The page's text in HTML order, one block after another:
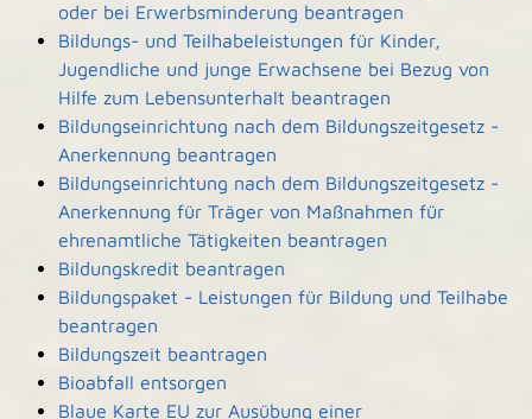
oder bei Erwerbsminderung beantragen
Bildungs- und Teilhabeleistungen für Kinder,
Jugendliche und junge Erwachsene bei Bezug von
Hilfe zum Lebensunterhalt beantragen
Bildungseinrichtung nach dem Bildungszeitgesetz -
Anerkennung beantragen
Bildungseinrichtung nach dem Bildungszeitgesetz -
Anerkennung für Träger von Maßnahmen für
ehrenamtliche Tätigkeiten beantragen
Bildungskredit beantragen
Bildungspaket - Leistungen für Bildung und Teilhabe
beantragen
Bildungszeit beantragen
Bioabfall entsorgen
Blaue Karte EU zur Ausübung einer